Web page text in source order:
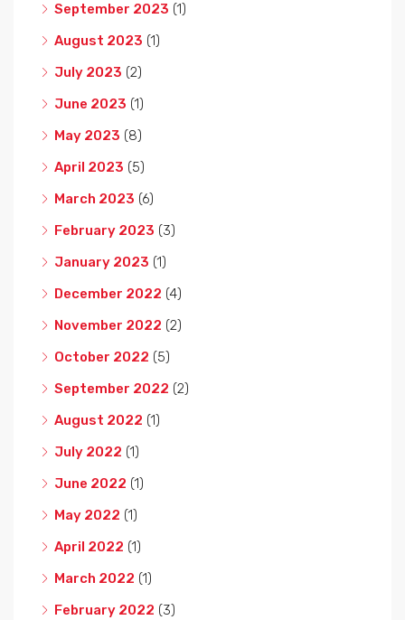
September 2023 (1)
August 2023 (1)
July 2023 (2)
June 2023 (1)
May 2023 (8)
April 2023 (5)
March 2023 (6)
February 2023 (3)
January 2023 (1)
December 2022 (4)
November 2022 (2)
October 2022 (5)
September 2022 (2)
August 2022 (1)
July 2022 (1)
June 2022 (1)
May 2022 (1)
April 2022 (1)
March 2022 (1)
February 2022 (3)